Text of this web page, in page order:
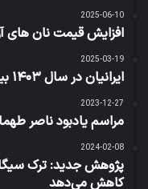
2025-06-10
افزایش قیمت نان های
2025-03-19
ایرانیان در سال ۱۴۰۳ بیشتر چه چیزهایی را سرچ کرده‌اند؟
2023-12-27
مراسم یادبود ناصر
2024-02-08
پژوهش جدید: ترک
کاهش می‌دهد